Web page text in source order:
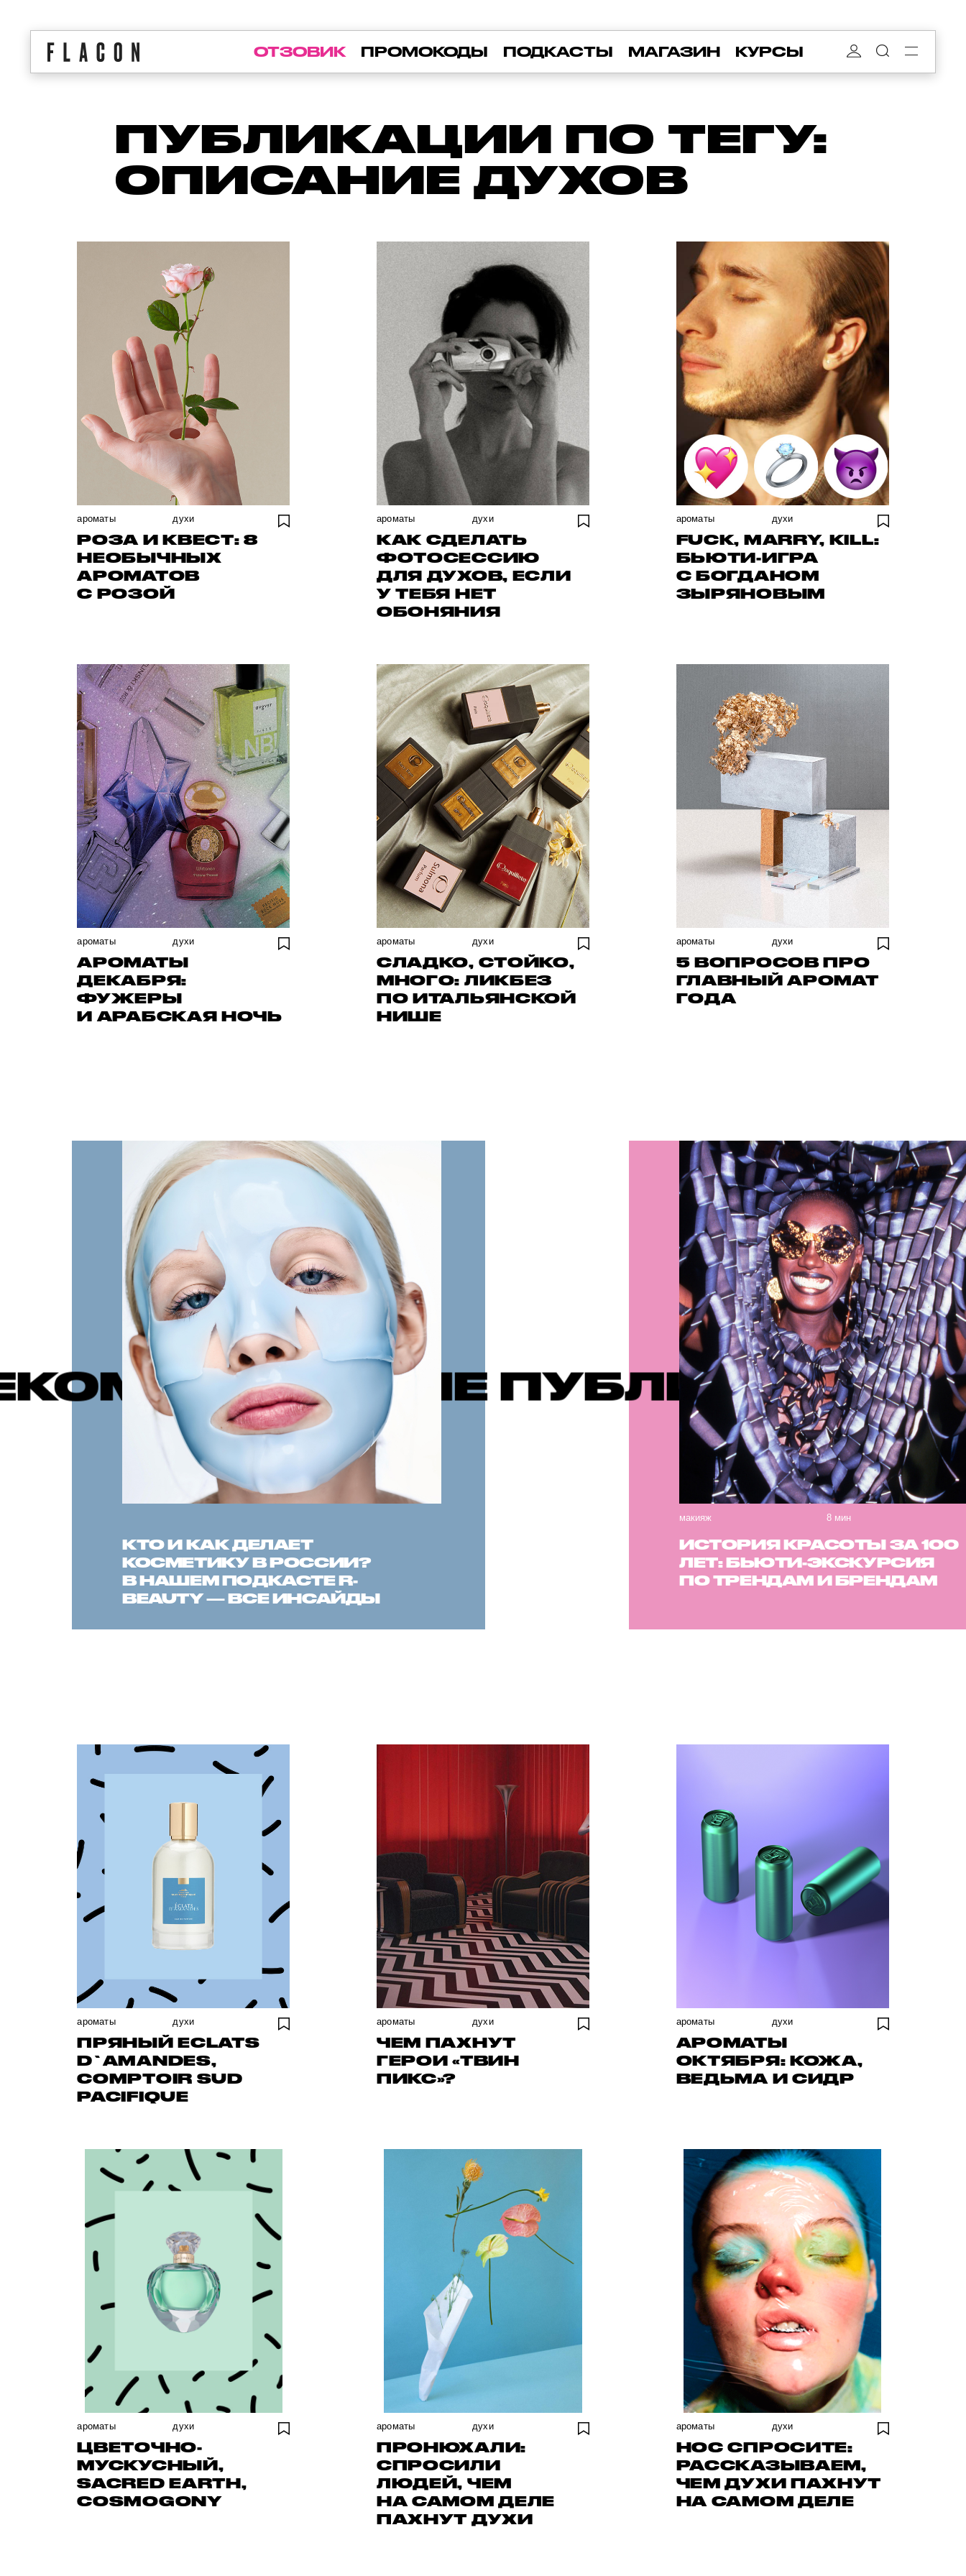
ОТЗОВИК ПРОМОКОДЫ ПОДКАСТЫ МАГАЗИН КУРСЫ
ПУБЛИКАЦИИ ПО ТЕГУ:
ОПИСАНИЕ ДУХОВ
ароматы духи
РОЗА И КВЕСТ: 8
НЕОБЫЧНЫХ
АРОМАТОВ
С РОЗОЙ
ароматы духи
КАК СДЕЛАТЬ
ФОТОСЕССИЮ
ДЛЯ ДУХОВ, ЕСЛИ
У ТЕБЯ НЕТ
ОБОНЯНИЯ
ароматы духи
FUCK, MARRY, KILL:
БЬЮТИ-ИГРА
С БОГДАНОМ
ЗЫРЯНОВЫМ
ароматы духи
АРОМАТЫ
ДЕКАБРЯ:
ФУЖЕРЫ
И АРАБСКАЯ НОЧЬ
ароматы духи
СЛАДКО, СТОЙКО,
МНОГО: ЛИКБЕЗ
ПО ИТАЛЬЯНСКОЙ
НИШЕ
ароматы духи
5 ВОПРОСОВ ПРО
ГЛАВНЫЙ АРОМАТ
ГОДА
ПУБЛИКАЦИИ
КТО И КАК ДЕЛАЕТ
КОСМЕТИКУ В РОССИИ?
В НАШЕМ ПОДКАСТЕ R-
BEAUTY — ВСЕ ИНСАЙДЫ
макияж 8 мин
ИСТОРИЯ КРАСОТЫ ЗА 100
ЛЕТ: БЬЮТИ-ЭКСКУРСИЯ
ПО ТРЕНДАМ И БРЕНДАМ
ароматы духи
ПРЯНЫЙ ECLATS
D`AMANDES,
COMPTOIR SUD
PACIFIQUE
ароматы духи
ЧЕМ ПАХНУТ
ГЕРОИ «ТВИН
ПИКС»?
ароматы духи
АРОМАТЫ
ОКТЯБРЯ: КОЖА,
ВЕДЬМА И СИДР
ароматы духи
ЦВЕТОЧНО-
МУСКУСНЫЙ,
SACRED EARTH,
COSMOGONY
ароматы духи
ПРОНЮХАЛИ:
СПРОСИЛИ
ЛЮДЕЙ, ЧЕМ
НА САМОМ ДЕЛЕ
ПАХНУТ ДУХИ
ароматы духи
НОС СПРОСИТЕ:
РАССКАЗЫВАЕМ,
ЧЕМ ДУХИ ПАХНУТ
НА САМОМ ДЕЛЕ